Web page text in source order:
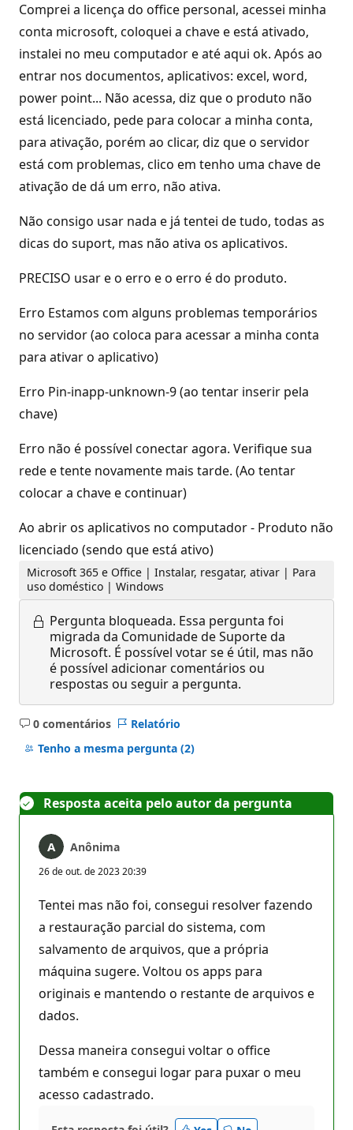
Comprei a licença do office personal, acessei minha
conta microsoft, coloquei a chave e está ativado,
instalei no meu computador e até aqui ok. Após ao
entrar nos documentos, aplicativos: excel, word,
power point... Não acessa, diz que o produto não
está licenciado, pede para colocar a minha conta,
para ativação, porém ao clicar, diz que o servidor
está com problemas, clico em tenho uma chave de
ativação de dá um erro, não ativa.
Não consigo usar nada e já tentei de tudo, todas as
dicas do suport, mas não ativa os aplicativos.
PRECISO usar e o erro e o erro é do produto.
Erro Estamos com alguns problemas temporários
no servidor (ao coloca para acessar a minha conta
para ativar o aplicativo)
Erro Pin-inapp-unknown-9 (ao tentar inserir pela
chave)
Erro não é possível conectar agora. Verifique sua
rede e tente novamente mais tarde. (Ao tentar
colocar a chave e continuar)
Ao abrir os aplicativos no computador - Produto não
licenciado (sendo que está ativo)
Microsoft 365 e Office | Instalar, resgatar, ativar | Para
uso doméstico | Windows
Pergunta bloqueada. Essa pergunta foi
migrada da Comunidade de Suporte da
Microsoft. É possível votar se é útil, mas não
é possível adicionar comentários ou
respostas ou seguir a pergunta.
0 comentários
Sem
comentários
Relatório
Tenho a mesma pergunta (2)
Resposta aceita pelo autor da pergunta
Anônima
26 de out. de 2023 20:39
Tentei mas não foi, consegui resolver fazendo
a restauração parcial do sistema, com
salvamento de arquivos, que a própria
máquina sugere. Voltou os apps para
originais e mantendo o restante de arquivos e
dados.
Dessa maneira consegui voltar o office
também e consegui logar para puxar o meu
acesso cadastrado.